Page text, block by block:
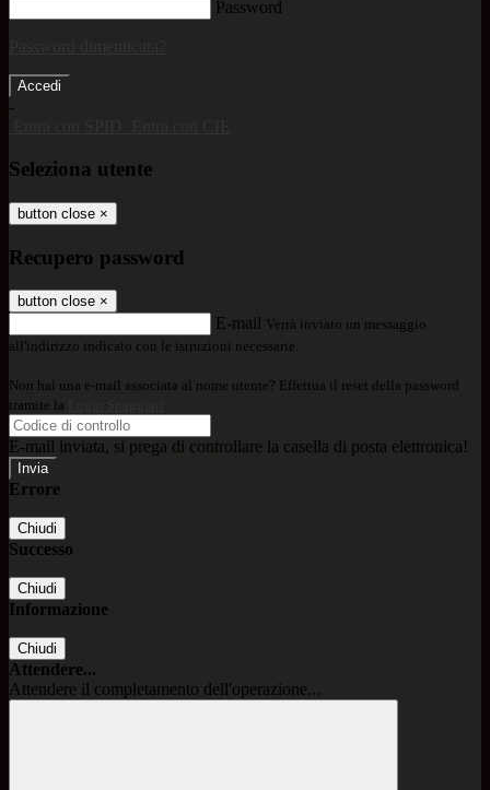
Password
-
Seleziona utente
button close ×
Recupero password
button close ×
E-mail Verrà inviato un messaggio
all'indirizzo indicato con le istruzioni necessarie.
Non hai una e-mail associata al nome utente? Effettua il reset della password
tramite la
E-mail inviata, si prega di controllare la casella di posta elettronica!
Errore
Chiudi
Successo
Chiudi
Informazione
Chiudi
Attendere...
Attendere il completamento dell'operazione...